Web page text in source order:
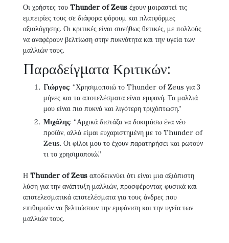
Οι χρήστες του Thunder of Zeus έχουν μοιραστεί τις
εμπειρίες τους σε διάφορα φόρουμ και πλατφόρμες
αξιολόγησης. Οι κριτικές είναι συνήθως θετικές, με πολλούς
να αναφέρουν βελτίωση στην πυκνότητα και την υγεία των
μαλλιών τους.
Παραδείγματα Κριτικών:
Γιώργος: “Χρησιμοποιώ το Thunder of Zeus για 3
μήνες και τα αποτελέσματα είναι εμφανή. Τα μαλλιά
μου είναι πιο πυκνά και λιγότερη τριχόπτωση.”
Μιχάλης: “Αρχικά διστάζα να δοκιμάσω ένα νέο
προϊόν, αλλά είμαι ευχαριστημένη με το Thunder of
Zeus. Οι φίλοι μου το έχουν παρατηρήσει και ρωτούν
τι το χρησιμοποιώ.”
Η Thunder of Zeus αποδεικνύει ότι είναι μια αξιόπιστη
λύση για την ανάπτυξη μαλλιών, προσφέροντας φυσικά και
αποτελεσματικά αποτελέσματα για τους άνδρες που
επιθυμούν να βελτιώσουν την εμφάνιση και την υγεία των
μαλλιών τους.